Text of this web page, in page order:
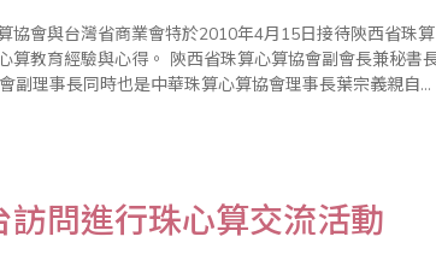
協會與台灣省商業會特於2010年4月15日接待陝西省珠算
珠算心算協會副會長兼秘書長
理事長同時也是中華珠算心算協會理事長葉宗義親自接
問進行珠心算交流活動